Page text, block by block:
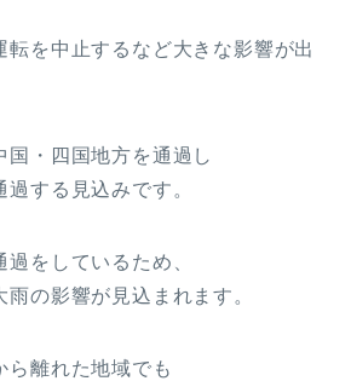
転を中止するなど大きな影響が出
国・四国地方を通過し
する見込みです。
をしているため、
の影響が見込まれます。
ら離れた地域でも